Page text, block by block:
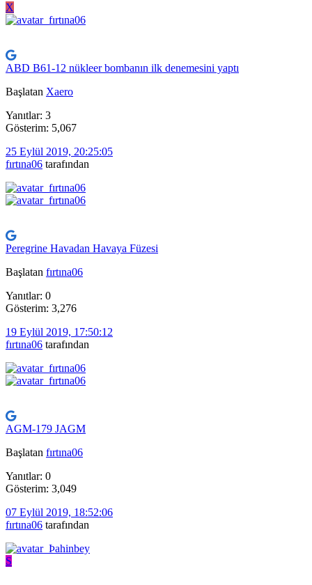
X
ABD B61-12 nükleer bombanın ilk denemesini yaptı
Başlatan Xaero
Yanıtlar: 3
Gösterim: 5,067
25 Eylül 2019, 20:25:05
fırtına06 tarafından
Peregrine Havadan Havaya Füzesi
Başlatan fırtına06
Yanıtlar: 0
Gösterim: 3,276
19 Eylül 2019, 17:50:12
fırtına06 tarafından
AGM-179 JAGM
Başlatan fırtına06
Yanıtlar: 0
Gösterim: 3,049
07 Eylül 2019, 18:52:06
fırtına06 tarafından
S